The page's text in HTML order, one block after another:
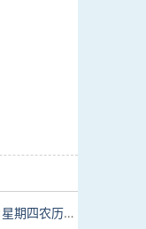
外贸简讯：2026年8月6日星期四农历六月廿四